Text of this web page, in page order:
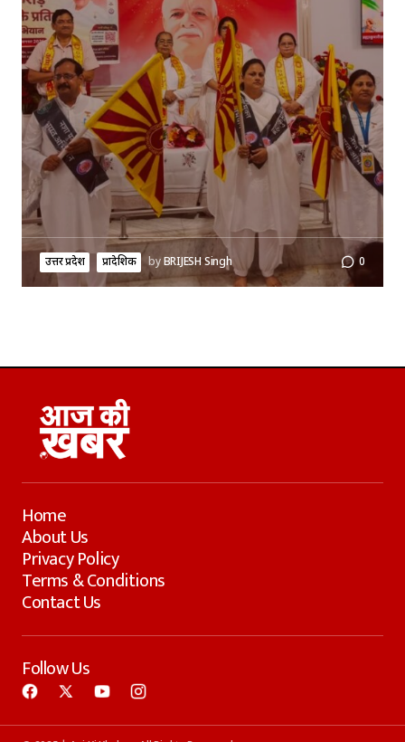
उत्तर प्रदेश प्रादेशिक byBRIJESH Singh 0
Home
About Us
Privacy Policy
Terms & Conditions
Contact Us
Follow Us